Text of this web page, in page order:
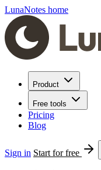
LunaNotes home
Product
Free tools
Pricing
Blog
Sign in Start for free